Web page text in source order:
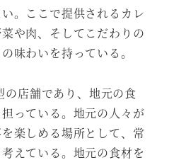
。ここで提供されるカレ
や肉、そしてこだわりの
味わいを持っている。
店舗であり、地元の食
っている。地元の人々が
楽しめる場所として、常
えている。地元の食材を